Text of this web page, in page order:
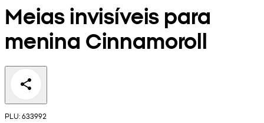
Meias invisíveis para
menina Cinnamoroll
PLU: 633992